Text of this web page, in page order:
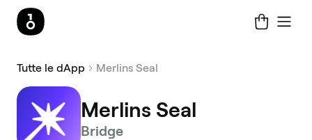
Tutte le dApp Merlins Seal
Merlins Seal
Bridge